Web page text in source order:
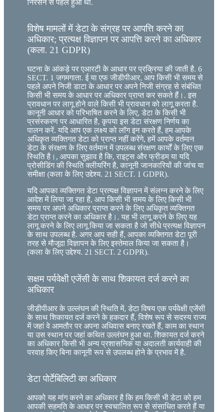
निरसन से पहले हुआ था.
विशेष मामलों में डेटा के संग्रह पर आपत्ति करने का
अधिकार; प्रत्यक्ष विज्ञापन पर आपत्ति करने का अधिकार
(कला. 21 GDPR)
घटना के आंकड़े पर एआरटी के आधार पर प्रक्रिया की जाती है. 6
SECT. 1 जगमगाता. ई या एफ जीडीपीआर, आप किसी भी समय से
पहले अपने निजी डाटा के आधार पर अपने निजी संग्रह से संबंधित
किसी भी समय के आधार पर अधिकार प्राप्त कर सकते हैं।. इस
प्रावधान पर लागू होने वाले किसी भी प्रावधान को लागू करता है.
कानूनी आधार को परिभाषित करने के लिए, डेटा के किसी भी
प्रसंस्करण पर आधारित है, कृपया इस डेटा संरक्षण निर्णय का
पालन करें. यदि आप एक लक्ष्य को लॉग इन करते हैं, हम आपके
अधिकृत व्यक्तिगत डेटा को प्राप्त नहीं करेंगे, हमें आपके वर्तमान
डेटा के संरक्षण के लिए वर्तमान में उपलब्ध संरक्षण कार्यों के लिए एक
स्थिति है।, आपका सुझाव है कि, राइट्स और फ्रीडम या यदि
प्रोसीडिंग की स्थिति क्लीयरिंग है, कानूनी जानकारियों की जांच या
समीक्षा (कला के लिए उद्देश्य. 21 SECT. 1 GDPR).
यदि आपका व्यक्तिगत डेटा प्रत्यक्ष विज्ञापन में संलग्न करने के लिए
आदेश में लिया जा रहा है, आप किसी भी समय के लिए किसी भी
समय पर अपने अधिकार प्राप्त करने के लिए अधिकृत व्यक्तिगत
डेटा प्राप्त करने का अधिकार है।. यह भी लागू करने के लिए यह
लागू करने के लिए लागू किया जा सकता है जो सीधे प्रत्यक्ष विज्ञापन
के साथ उपलब्ध है. अगर आप सही हैं, आपका व्यक्तिगत डेटा पूरी
तरह से मौजूदा विज्ञापन के लिए इस्तेमाल किया जा सकता है।
(कला के लिए उद्देश्य. 21 SECT. 2 GDPR).
सक्षम पर्यवेक्षी एजेंसी के साथ शिकायत दर्ज करने का
अधिकार
जीडीपीआर के उल्लंघन की स्थिति में, डेटा विषय एक पर्यवेक्षी एजेंसी
के साथ शिकायत दर्ज करने के हकदार हैं, विशेष रूप से सदस्य राज्य
में जहां वे आमतौर पर अपना अधिवास बनाए रखते हैं, काम का स्थान
या उस स्थान पर जहां कथित उल्लंघन हुआ था. शिकायत दर्ज करने
का अधिकार किसी भी अन्य प्रशासनिक या अदालती कार्यवाही की
परवाह किए बिना कानूनी रूप से उपलब्ध होने के प्रभाव में है.
डेटा पोर्टेबिलिटी का अधिकार
आपको यह मांग करने का अधिकार है कि हम किसी भी डेटा को हम
आपकी सहमति के आधार पर स्वचालित रूप से संसाधित करते हैं या